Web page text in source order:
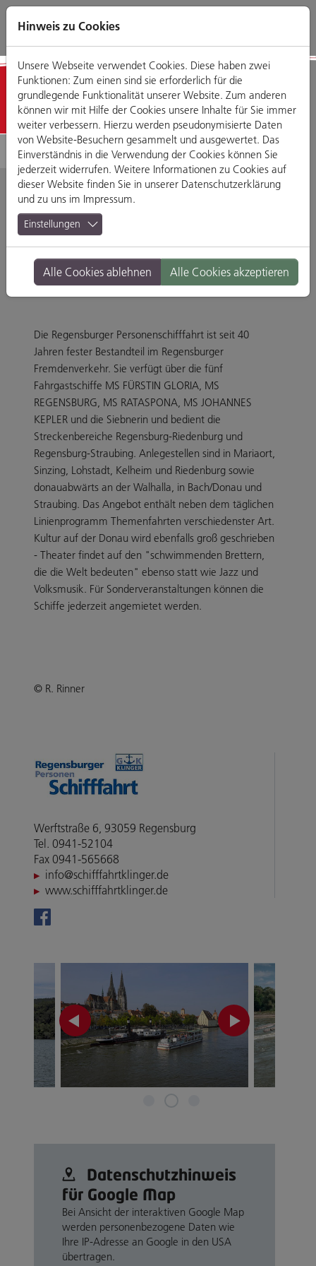
Direkt
zum
Zum
Hauptmenü
Zum
Footermenü
Zur
Website-
Geschäfte
Regensburger
Personenschifffahrt
Klinger GmbH
Die Regensburger Personenschifffahrt ist seit 40
Jahren fester Bestandteil im Regensburger
Fremdenverkehr. Sie verfügt über die fünf
Fahrgastschiffe MS FÜRSTIN GLORIA, MS
REGENSBURG, MS RATASPONA, MS JOHANNES
KEPLER und die Siebnerin und bedient die
Streckenbereiche Regensburg-Riedenburg und
Regensburg-Straubing. Anlegestellen sind in Mariaort,
Sinzing, Lohstadt, Kelheim und Riedenburg sowie
donauabwärts an der Walhalla, in Bach/Donau und
Straubing. Das Angebot enthält neben dem täglichen
Linienprogramm Themenfahrten verschiedenster Art.
Kultur auf der Donau wird ebenfalls groß geschrieben
- Theater findet auf den "schwimmenden Brettern,
die die Welt bedeuten" ebenso statt wie Jazz und
Volksmusik. Für Sonderveranstaltungen können die
Schiffe jederzeit angemietet werden.
© R. Rinner
Werftstraße 6, 93059 Regensburg
Tel. 0941-52104
Fax 0941-565668
info@schifffahrtklinger.de
www.schifffahrtklinger.de
Datenschutz­hinweis
für Google Map
Bei Ansicht der interaktiven Google Map
werden personenbezogene Daten wie
Ihre IP-Adresse an Google in den USA
übertragen.
Hinweis zu Cookies
Unsere Webseite verwendet Cookies. Diese haben zwei
Funktionen: Zum einen sind sie erforderlich für die
grundlegende Funktionalität unserer Website. Zum anderen
können wir mit Hilfe der Cookies unsere Inhalte für Sie immer
weiter verbessern. Hierzu werden pseudonymisierte Daten
von Website-Besuchern gesammelt und ausgewertet. Das
Einverständnis in die Verwendung der Cookies können Sie
jederzeit widerrufen. Weitere Informationen zu Cookies auf
dieser Website finden Sie in unserer Datenschutzerklärung
und zu uns im Impressum.
Einstellungen
Alle Cookies ablehnen Alle Cookies akzeptieren